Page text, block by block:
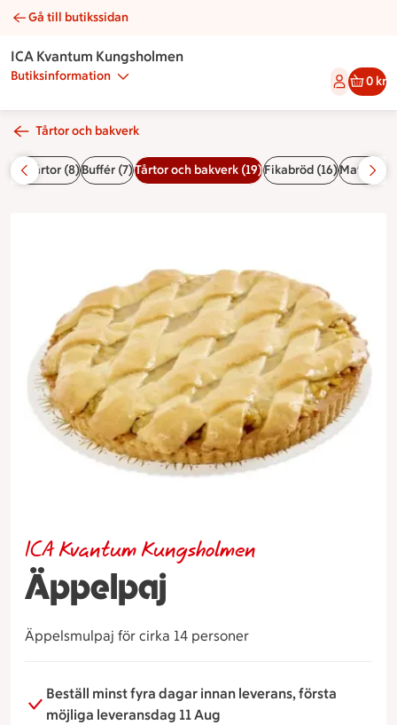
Äppelpaj | Catering ICA Kvantum Kungsholmen
Gå till butikssidan
ICA Kvantum Kungsholmen
Butiksinformation 0 kr
Tårtor och bakverk
(8)Buffér (7)Tårtor och bakverk (19)Fikabröd (16)Matbröd
Äppelpaj
ICA Kvantum Kungsholmen
Äppelsmulpaj för cirka 14 personer
Beställ minst fyra dagar innan leverans, första
möjliga leveransdag 11 Aug